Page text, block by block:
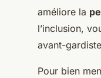
améliore la
l’inclusion,
avant-
Pour bien